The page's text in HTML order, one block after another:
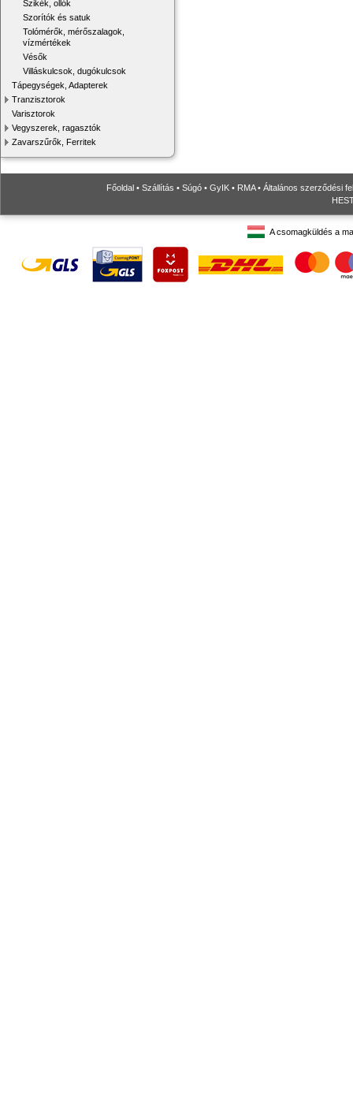
Szikék, ollók
Szorítók és satuk
Tolómérők, mérőszalagok,
vízmértékek
Vésők
Villáskulcsok, dugókulcsok
Tápegységek, Adapterek
Tranzisztorok
Varisztorok
Vegyszerek, ragasztók
Zavarszűrők, Ferritek
Főoldal • Szállítás • Súgó • GyIK • RMA• Általános szerződési
A csomagküldés a